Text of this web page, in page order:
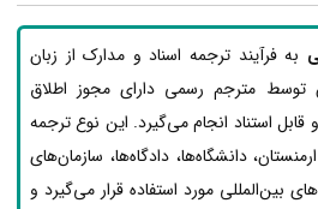
به فرآیند ترجمه اسناد و مدارک از زبان
توسط مترجم رسمی دارای مجوز اطلاق
استناد انجام می‌گیرد. این نوع ترجمه
دانشگاه‌ها، دادگاه‌ها، سازمان‌های
بین‌المللی مورد استفاده قرار می‌گیرد و